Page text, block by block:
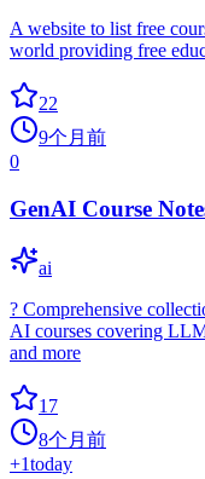
A website to list free
world providing free
22
9个月前
0
GenAI Course
ai
? Comprehensive
AI courses covering
and more
17
8个月前
+1today